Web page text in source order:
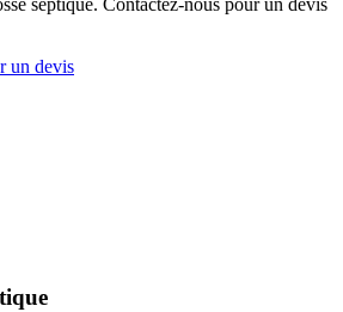
septique. Contactez-nous pour un devis
un devis